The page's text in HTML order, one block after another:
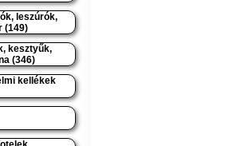
leszúrók,
(149)
kesztyűk,
(346)
kellékek